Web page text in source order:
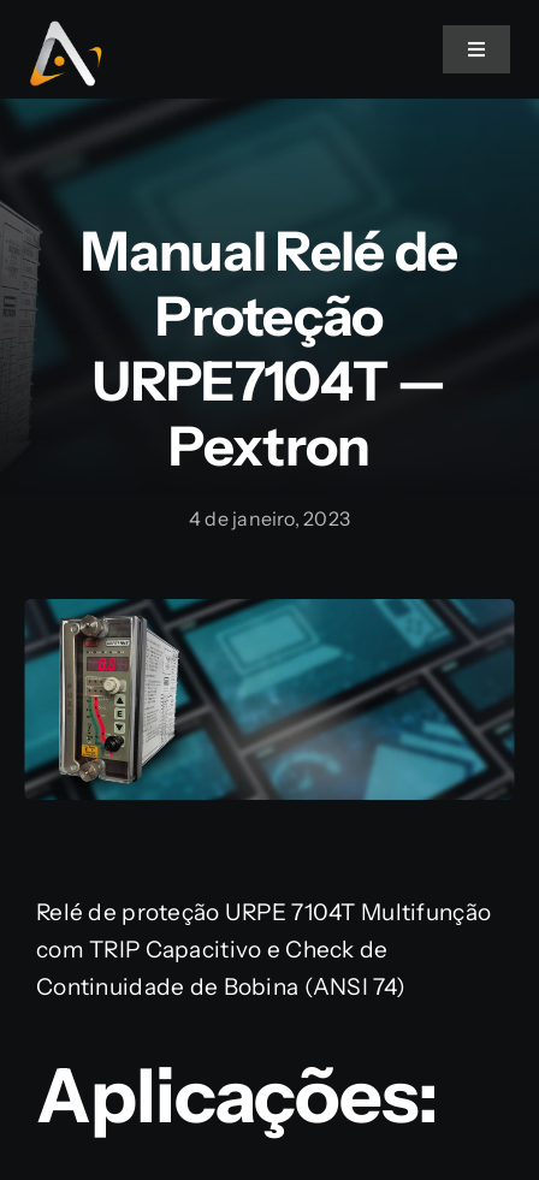
para
o
conteúdo
Toggle
Produtos
Informativo
Soluções
Manual Relé de
Proteção
URPE7104T —
Pextron
4 de janeiro, 2023
Relé de proteção URPE 7104T Multifunção
com TRIP Capacitivo e Check de
Continuidade de Bobina (ANSI 74)
Aplicações: